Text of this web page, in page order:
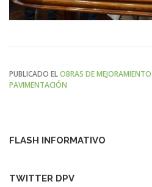
PUBLICADO ELOBRAS DE
PAVIMENTACIÓN
FLASH INFORMATIVO
TWITTER DPV